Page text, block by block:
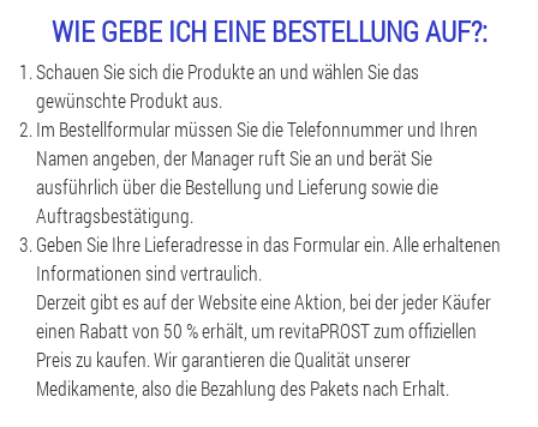
WIE GEBE ICH EINE BESTELLUNG AUF?:
Schauen Sie sich die Produkte an und wählen Sie das
gewünschte Produkt aus.
Im Bestellformular müssen Sie die Telefonnummer und Ihren
Namen angeben, der Manager ruft Sie an und berät Sie
ausführlich über die Bestellung und Lieferung sowie die
Auftragsbestätigung.
Geben Sie Ihre Lieferadresse in das Formular ein. Alle erhaltenen
Informationen sind vertraulich.
Derzeit gibt es auf der Website eine Aktion, bei der jeder Käufer
einen Rabatt von 50 % erhält, um revitaPROST zum offiziellen
Preis zu kaufen. Wir garantieren die Qualität unserer
Medikamente, also die Bezahlung des Pakets nach Erhalt.